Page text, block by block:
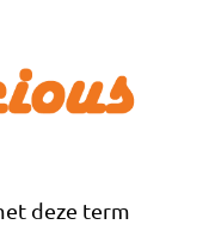
deze term